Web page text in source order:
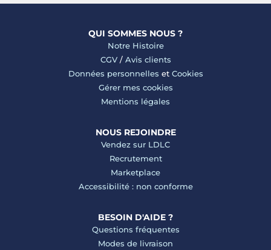
QUI SOMMES NOUS ?
Notre Histoire
CGV/ Avis clients
Données personnelles et Cookies
Gérer mes cookies
Mentions légales
NOUS REJOINDRE
Vendez sur LDLC
Recrutement
Marketplace
Accessibilité : non conforme
BESOIN D'AIDE ?
Questions fréquentes
Modes de livraison